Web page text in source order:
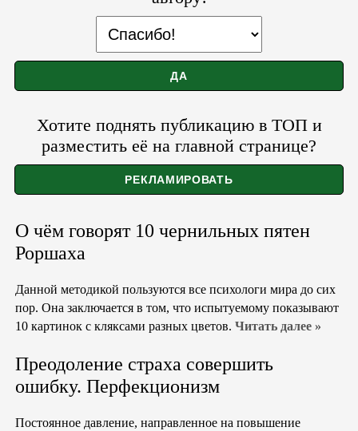
Хотите поднять публикацию в ТОП и
разместить её на главной странице?
О чём говорят 10 чернильных пятен
Роршаха
Данной методикой пользуются все психологи мира до сих
пор. Она заключается в том, что испытуемому показывают
10 картинок с кляксами разных цветов. Читать далее »
Преодоление страха совершить
ошибку. Перфекционизм
Постоянное давление, направленное на повышение